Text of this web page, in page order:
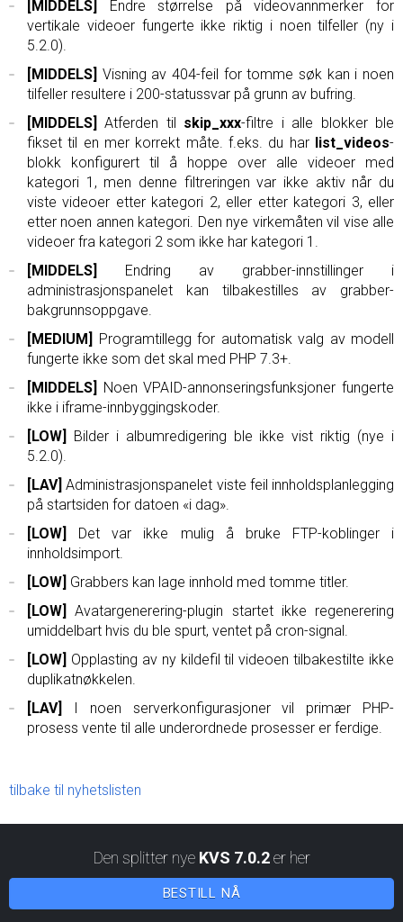
[MIDDELS]
Endre størrelse på videovannmerker for
vertikale videoer fungerte ikke riktig i noen tilfeller (ny i
5.2.0).
[MIDDELS] Visning av 404-feil for tomme søk kan i noen
tilfeller resultere i 200-statussvar på grunn av bufring.
[MIDDELS] Atferden til skip_xxx-filtre i alle blokker ble
fikset til en mer korrekt måte. f.eks. du har list_videos-
blokk konfigurert til å hoppe over alle videoer med
kategori 1, men denne filtreringen var ikke aktiv når du
viste videoer etter kategori 2, eller etter kategori 3, eller
etter noen annen kategori. Den nye virkemåten vil vise alle
videoer fra kategori 2 som ikke har kategori 1.
[MIDDELS]
Endring av grabber-innstillinger i
administrasjonspanelet kan tilbakestilles av grabber-
bakgrunnsoppgave.
[MEDIUM] Programtillegg for automatisk valg av modell
fungerte ikke som det skal med PHP 7.3+.
[MIDDELS] Noen VPAID-annonseringsfunksjoner fungerte
ikke i iframe-innbyggingskoder.
[LOW]
Bilder i albumredigering ble ikke vist riktig (nye i
5.2.0).
[LAV] Administrasjonspanelet viste feil innholdsplanlegging
på startsiden for datoen «i dag».
[LOW]
Det var ikke mulig å bruke FTP-koblinger i
innholdsimport.
[LOW] Grabbers kan lage innhold med tomme titler.
[LOW]
Avatargenerering-plugin startet ikke regenerering
umiddelbart hvis du ble spurt, ventet på cron-signal.
[LOW] Opplasting av ny kildefil til videoen tilbakestilte ikke
duplikatnøkkelen.
[LAV]
I noen serverkonfigurasjoner vil primær PHP-
prosess vente til alle underordnede prosesser er ferdige.
tilbake til nyhetslisten
Den splitter nye KVS 7.0.2er her
BESTILL NÅ